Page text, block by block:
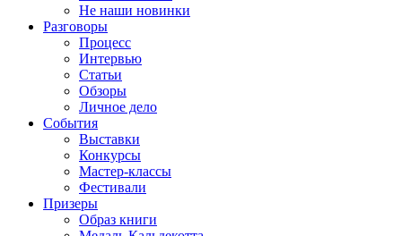
Не наши новинки
Разговоры
Процесс
Интервью
Статьи
Обзоры
Личное дело
События
Выставки
Конкурсы
Мастер-классы
Фестивали
Призеры
Образ книги